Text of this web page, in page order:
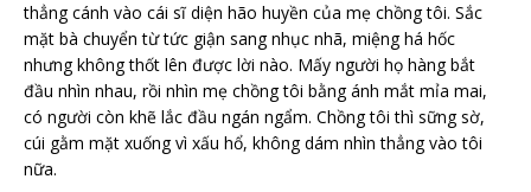
thẳng cánh vào cái sĩ diện hão huyền của mẹ chồng tôi. Sắc
mặt bà chuyển từ tức giận sang nhục nhã, miệng há hốc
nhưng không thốt lên được lời nào. Mấy người họ hàng bắt
đầu nhìn nhau, rồi nhìn mẹ chồng tôi bằng ánh mắt mỉa mai,
có người còn khẽ lắc đầu ngán ngẩm. Chồng tôi thì sững sờ,
cúi gằm mặt xuống vì xấu hổ, không dám nhìn thẳng vào tôi
nữa.